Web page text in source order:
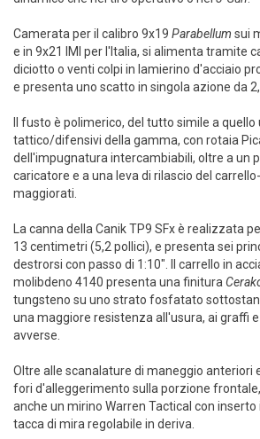
Camerata per il calibro 9x19 Parabellum sui
e in 9x21 IMI per l'Italia, si alimenta tramite
diciotto o venti colpi in lamierino d'acciaio
e presenta uno scatto in singola azione da
Il fusto è polimerico, del tutto simile a
tattico/difensivi della gamma, con rotaia
dell'impugnatura intercambiabili, oltre a un
caricatore e a una leva di rilascio del
maggiorati.
La canna della Canik TP9 SFx è realizzata
13 centimetri (5,2 pollici), e presenta sei
destrorsi con passo di 1:10". Il carrello in
molibdeno 4140 presenta una finitura
tungsteno su uno strato fosfatato
una maggiore resistenza all'usura, ai graffi
avverse.
Oltre alle scanalature di maneggio anteriori
fori d'alleggerimento sulla porzione
anche un mirino Warren Tactical con
tacca di mira regolabile in deriva.